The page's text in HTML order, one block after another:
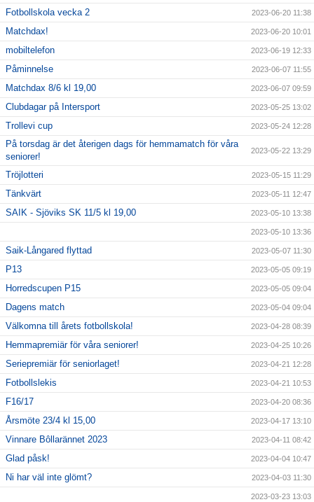
Fotbollskola vecka 2 2023-06-20 11:38
Matchdax! 2023-06-20 10:01
mobiltelefon 2023-06-19 12:33
Påminnelse 2023-06-07 11:55
Matchdax 8/6 kl 19,00 2023-06-07 09:59
Clubdagar på Intersport 2023-05-25 13:02
Trollevi cup 2023-05-24 12:28
På torsdag är det återigen dags för hemmamatch för våra
seniorer!
2023-05-22 13:29
Tröjlotteri 2023-05-15 11:29
Tänkvärt 2023-05-11 12:47
SAIK - Sjöviks SK 11/5 kl 19,00 2023-05-10 13:38
2023-05-10 13:36
Saik-Långared flyttad 2023-05-07 11:30
P13 2023-05-05 09:19
Horredscupen P15 2023-05-05 09:04
Dagens match 2023-05-04 09:04
Välkomna till årets fotbollskola! 2023-04-28 08:39
Hemmapremiär för våra seniorer! 2023-04-25 10:26
Seriepremiär för seniorlaget! 2023-04-21 12:28
Fotbollslekis 2023-04-21 10:53
F16/17 2023-04-20 08:36
Årsmöte 23/4 kl 15,00 2023-04-17 13:10
Vinnare Bôllarännet 2023 2023-04-11 08:42
Glad påsk! 2023-04-04 10:47
Ni har väl inte glömt? 2023-04-03 11:30
2023-03-23 13:03